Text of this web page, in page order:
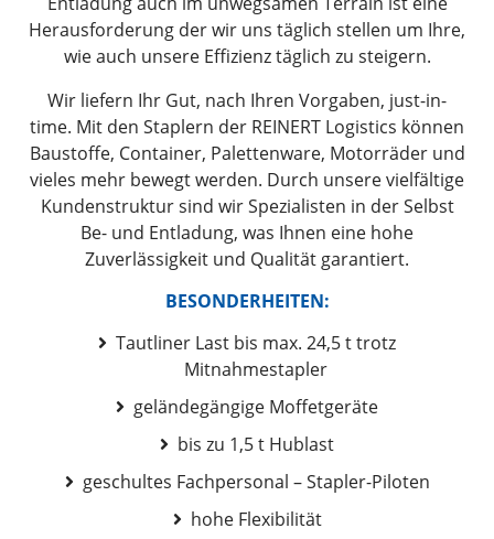
Herausforderung der wir uns täglich stellen um Ihre,
wie auch unsere Effizienz täglich zu steigern.
Wir liefern Ihr Gut, nach Ihren Vorgaben, just-in-
time. Mit den Staplern der REINERT Logistics können
Baustoffe, Container, Palettenware, Motorräder und
vieles mehr bewegt werden. Durch unsere vielfältige
Kundenstruktur sind wir Spezialisten in der Selbst
Be- und Entladung, was Ihnen eine hohe
Zuverlässigkeit und Qualität garantiert.
BESONDERHEITEN:
Tautliner Last bis max. 24,5 t trotz
Mitnahmestapler
geländegängige Moffetgeräte
bis zu 1,5 t Hublast
geschultes Fachpersonal – Stapler-Piloten
hohe Flexibilität